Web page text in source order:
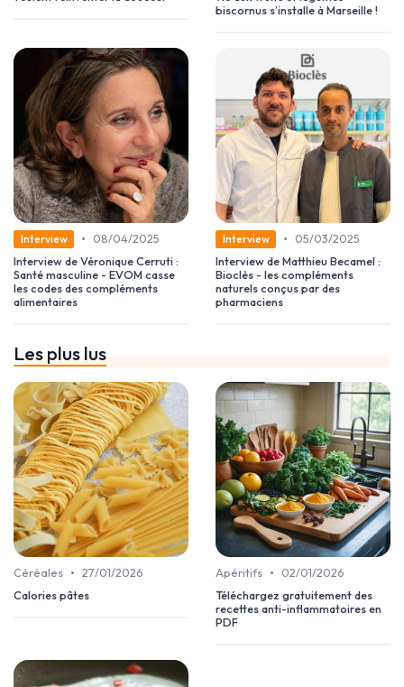
biscornus s’installe à Marseille !
Interview •
08/04/2025
Interview de Véronique Cerruti :
Santé masculine - EVOM casse
les codes des compléments
alimentaires
Interview •
05/03/2025
Interview de Matthieu Becamel :
Bioclès - les compléments
naturels conçus par des
pharmaciens
Les plus lus
Céréales • 27/01/2026
Calories pâtes
Apéritifs •
02/01/2026
Téléchargez gratuitement des
recettes anti-inflammatoires en
PDF